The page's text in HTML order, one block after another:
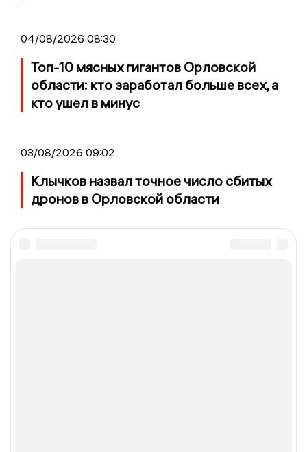
04/08/2026 08:30
Топ-10 мясных гигантов Орловской
области: кто заработал больше всех, а
кто ушел в минус
03/08/2026 09:02
Клычков назвал точное число сбитых
дронов в Орловской области